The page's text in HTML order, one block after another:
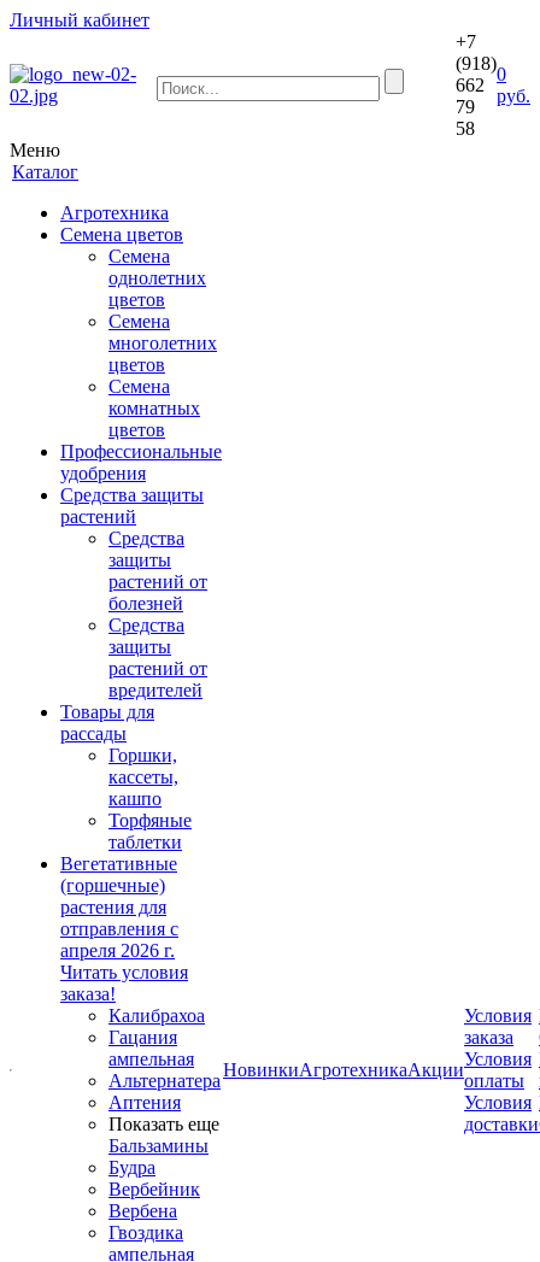
Личный кабинет
+7
(918)
662
79
58
0
руб.
Меню
Каталог
Агротехника
Семена цветов
Семена
однолетних
цветов
Семена
многолетних
цветов
Семена
комнатных
цветов
Профессиональные
удобрения
Средства защиты
растений
Средства
защиты
растений от
болезней
Средства
защиты
растений от
вредителей
Товары для
рассады
Горшки,
кассеты,
кашпо
Торфяные
таблетки
Вегетативные
(горшечные)
растения для
отправления с
апреля 2026 г.
Читать условия
заказа!
Калибрахоа
Гацания
ампельная
Альтернатера
Аптения
Показать еще
Бальзамины
Будра
Вербейник
Вербена
Гвоздика
ампельная
НовинкиАгротехникаАкции
Условия
заказа
Условия
оплаты
Условия
доставки